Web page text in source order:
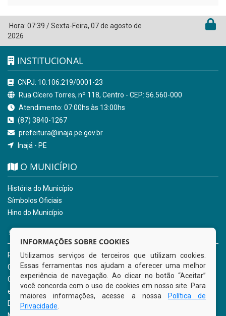
Hora: 07:39 /Sexta-Feira, 07 de agosto de
2026
INSTITUCIONAL
CNPJ: 10.106.219/0001-23
Rua Cícero Torres, nº 118, Centro - CEP: 56.560-000
Atendimento: 07:00hs às 13:00hs
(87) 3840-1267
prefeitura@inaja.pe.gov.br
Inajá - PE
O MUNICÍPIO
História do Município
Símbolos Oficiais
Hino do Município
Portal da Transparência
Carta de Serviços ao Usuário
Ouvidoria Municipal
e-SIC
Diário Oficial
INFORMAÇÕES SOBRE COOKIES
Utilizamos serviços de terceiros que utilizam cookies.
Essas ferramentas nos ajudam a oferecer uma melhor
experiência de navegação. Ao clicar no botão “Aceitar”
você concorda com o uso de cookies em nosso site. Para
maiores informações, acesse a nossa
Política de
Privacidade